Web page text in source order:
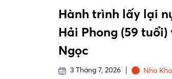
Hành trình lấy lại
Hải Phong (59
Ngọc
3 Tháng 7, 2026 Nha